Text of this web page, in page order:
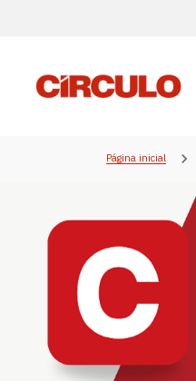
Página inicial